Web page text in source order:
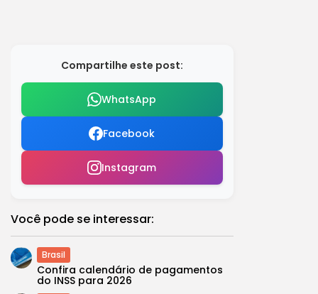
Compartilhe este post:
WhatsApp
Facebook
Instagram
Você pode se interessar:
Brasil
Confira calendário de pagamentos
do INSS para 2026